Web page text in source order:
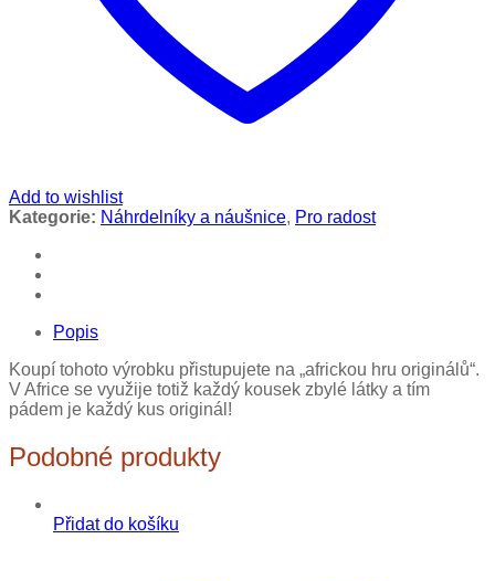
Add to wishlist
Kategorie: Náhrdelníky a náušnice, Pro radost
Popis
Koupí tohoto výrobku přistupujete na „africkou hru originálů“.
V Africe se využije totiž každý kousek zbylé látky a tím
pádem je každý kus originál!
Podobné produkty
Přidat do košíku